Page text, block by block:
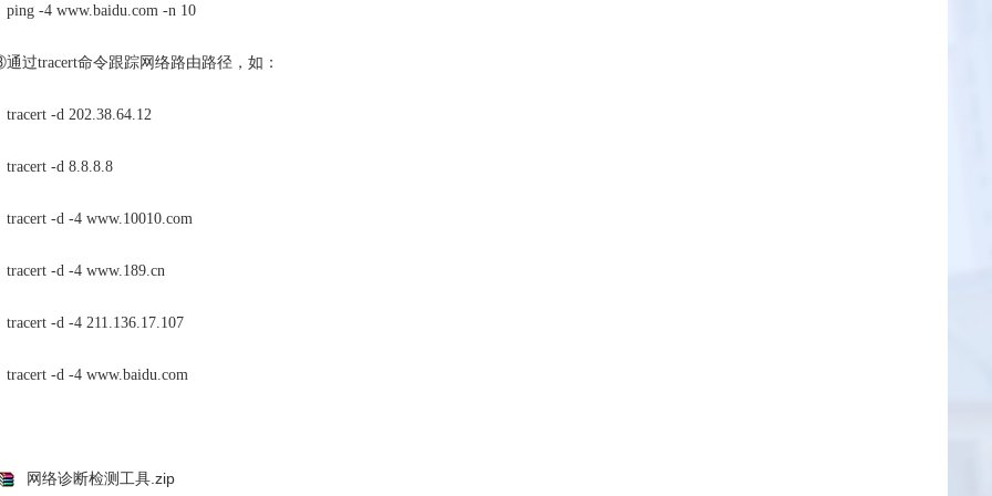
ping -4 www.baidu.com -n 10
过tracert命令跟踪网络路由路径，如：
tracert -d 202.38.64.12
tracert -d 8.8.8.8
tracert -d -4 www.10010.com
tracert -d -4 www.189.cn
tracert -d -4 211.136.17.107
tracert -d -4 www.baidu.com
网络诊断检测工具.zip